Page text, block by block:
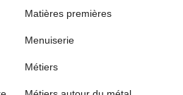
Matières premières
Menuiserie
Métiers